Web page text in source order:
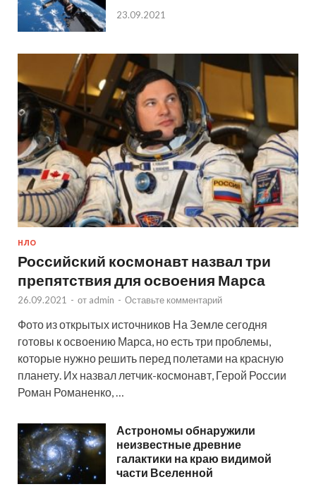
23.09.2021
НЛО
Российский космонавт назвал три
препятствия для освоения Марса
26.09.2021 - от admin - Оставьте комментарий
Фото из открытых источников На Земле сегодня
готовы к освоению Марса, но есть три проблемы,
которые нужно решить перед полетами на красную
планету. Их назвал летчик-космонавт, Герой России
Роман Романенко, …
Астрономы обнаружили
неизвестные древние
галактики на краю видимой
части Вселенной